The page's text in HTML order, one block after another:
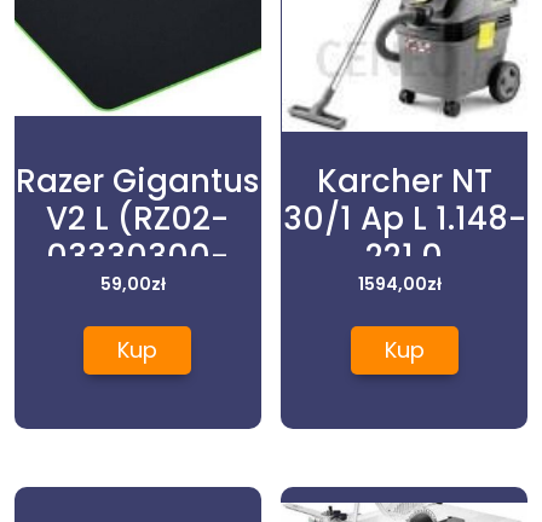
Razer Gigantus
V2 L (RZ02-
03330300-
R3M1)
59,00zł
Kup
Karcher NT
30/1 Ap L 1.148-
221.0
1594,00zł
Kup